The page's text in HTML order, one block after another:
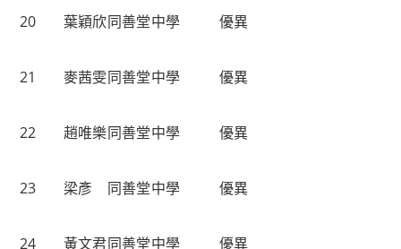
20 葉穎欣同善堂中學 優異
21 麥茜雯同善堂中學 優異
22 趙唯樂同善堂中學 優異
23 梁彥 同善堂中學 優異
24 黃文君同善堂中學 優異